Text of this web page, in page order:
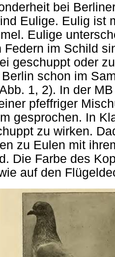
bei
Eulige. Eulig ist
Eulige
Federn im Schild
geschuppt oder
schon im
1, 2). In der
pfeffriger
gesprochen. In
zu wirken.
zu Eulen mit
Die Farbe des
auf den